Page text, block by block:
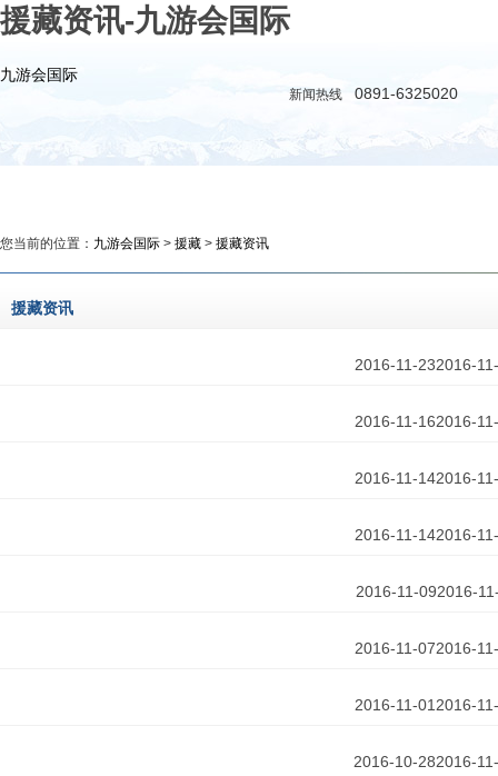
援藏资讯-九游会国际
九游会国际
新闻热线 0891-6325020
您当前的位置： 九游会国际 > 援藏 > 援藏资讯
援藏资讯
2016-
2016-11-23
2016-
2016-11-16
2016-
2016-11-14
2016-
2016-11-14
2016-
2016-11-09
2016-
2016-11-07
2016-
2016-11-01
2016-
2016-10-28